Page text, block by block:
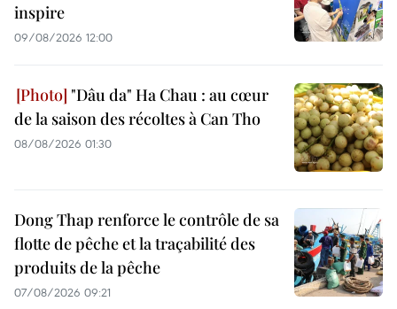
inspire
09/08/2026 12:00
"Dâu da" Ha Chau : au cœur
de la saison des récoltes à Can Tho
08/08/2026 01:30
Dong Thap renforce le contrôle de sa
flotte de pêche et la traçabilité des
produits de la pêche
07/08/2026 09:21